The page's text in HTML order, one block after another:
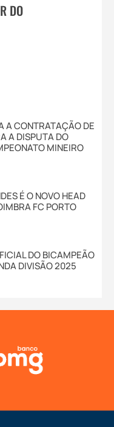
DO
A CONTRATAÇÃO DE
A DISPUTA DO
MINEIRO
É O NOVO HEAD
FC PORTO
DO BICAMPEÃO
DIVISÃO 2025